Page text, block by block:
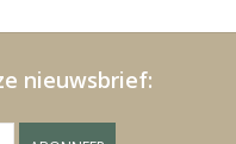
nieuwsbrief: